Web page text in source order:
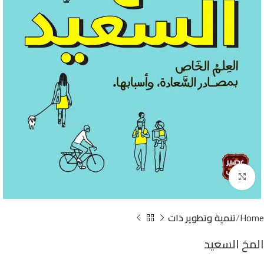
Click to enlarge
Home تنمية وتطوير ذات
المخ السعيد